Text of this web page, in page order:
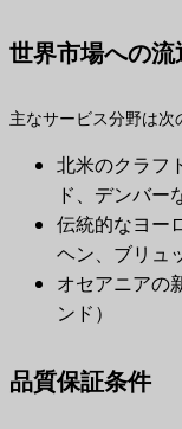
世界市場への流
主なサービス分野は次
北米のクラフ
ド、デンバー
伝統的なヨー
ヘン、ブリュ
オセアニアの
ンド）
品質保証条件